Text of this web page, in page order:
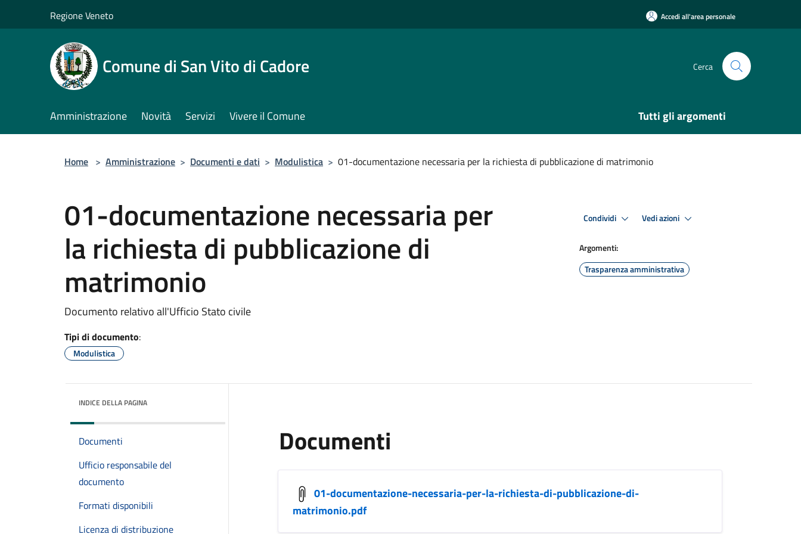
Regione Veneto Accedi all'area personale
Comune di San Vito di Cadore Cerca
Amministrazione Novità Servizi Vivere il Comune Tutti gli argomenti
Home > Amministrazione > Documenti e dati > Modulistica > 01-documentazione necessaria per la richiesta di pubblicazione di matrimonio
01-documentazione necessaria per
la richiesta di pubblicazione di
matrimonio
Documento relativo all'Ufficio Stato civile
Tipi di documento:
Modulistica
Condividi Vedi azioni
Argomenti:
Trasparenza amministrativa
INDICE DELLA PAGINA
Documenti
Ufficio responsabile del
documento
Formati disponibili
Licenza di distribuzione
Documenti
01-documentazione-necessaria-per-la-richiesta-di-pubblicazione-di-
matrimonio.pdf